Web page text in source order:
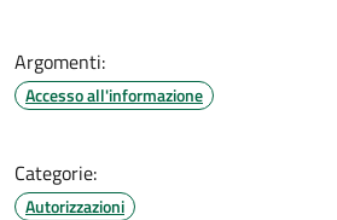
Argomenti:
Accesso all'informazione
Categorie:
Autorizzazioni